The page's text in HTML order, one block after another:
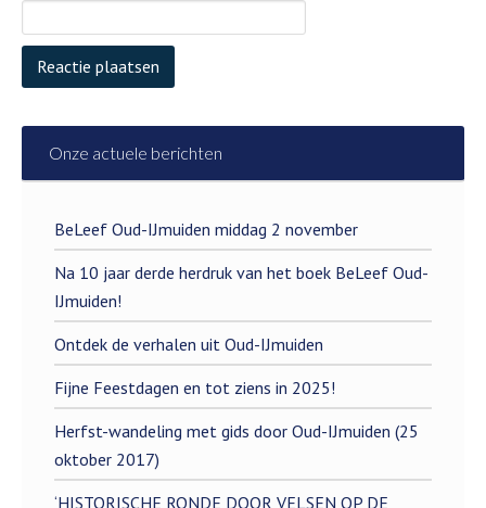
Onze actuele berichten
BeLeef Oud-IJmuiden middag 2 november
Na 10 jaar derde herdruk van het boek BeLeef Oud-
IJmuiden!
Ontdek de verhalen uit Oud-IJmuiden
Fijne Feestdagen en tot ziens in 2025!
Herfst-wandeling met gids door Oud-IJmuiden (25
oktober 2017)
‘HISTORISCHE RONDE DOOR VELSEN OP DE